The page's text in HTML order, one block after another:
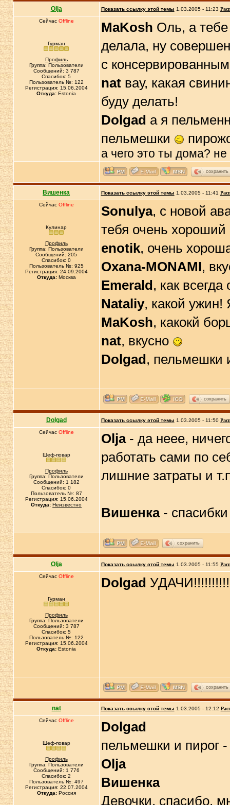
Olja Показать ссылку этой темы 1.03.2005 - 11:23
Сейчас Offline
Гурман
Профиль
Группа: Пользователи
Сообщений: 3 787
Спасибок: 5
Пользователь №: 122
Регистрация: 15.06.2004
Откуда: Estonia
MaKosh Оль, а тебе
делала, ну
с
natвау, какая
буду делать!
Dolgad а я
пельмешки
а чего это ты дома?
сохранить
Вишенка Показать ссылку этой темы 1.03.2005 - 11:41
Сейчас Offline
Кулинар
Профиль
Группа: Пользователи
Сообщений: 205
Спасибок: 0
Пользователь №: 925
Регистрация: 24.09.2004
Откуда:Москва
Sonulya, с новой
тебя очень хороший
enotik, очень
Oxana-MONAMI,
Emerald, как
Nataliy, какой
MaKosh, какокй
nat, вкусно
Dolgad, пельмешки
сохранить
Dolgad Показать ссылку этой темы 1.03.2005 - 11:50
Сейчас Offline
Шеф-повар
Профиль
Группа: Пользователи
Сообщений: 1 182
Спасибок: 0
Пользователь №: 87
Регистрация: 15.06.2004
Откуда: Неизвестно
Olja- да неее,
работать сами по
лишние затраты и
Вишенка-
сохранить
Olja Показать ссылку этой темы 1.03.2005 - 11:55
Сейчас Offline
Гурман
Профиль
Группа: Пользователи
Сообщений: 3 787
Спасибок: 5
Пользователь №: 122
Регистрация: 15.06.2004
Откуда: Estonia
Dolgad
сохранить
nat Показать ссылку этой темы 1.03.2005 - 12:12
Сейчас Offline
Шеф-повар
Профиль
Группа: Пользователи
Сообщений: 1 776
Спасибок: 2
Пользователь №: 497
Регистрация: 22.07.2004
Откуда:Россия
Dolgad
пельмешки и пирог
Olja
Вишенка
Девочки, спасибо,